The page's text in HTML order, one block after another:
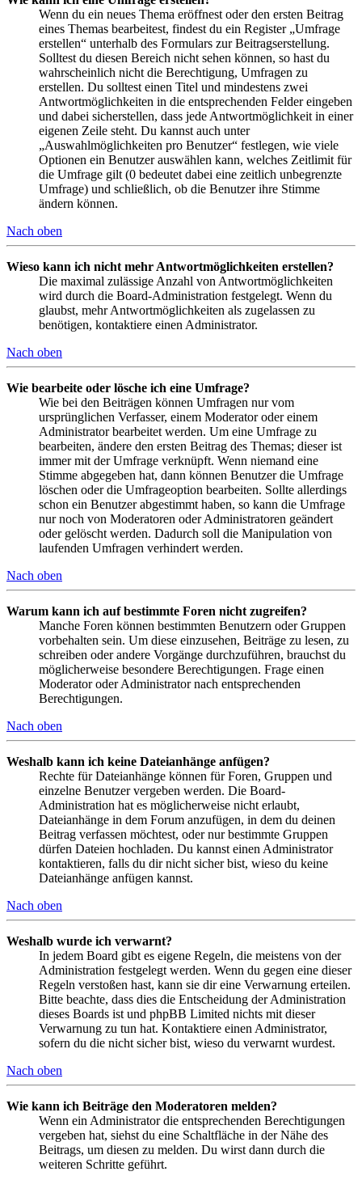
Wenn du ein neues Thema eröffnest oder den ersten Beitrag
eines Themas bearbeitest, findest du ein Register „Umfrage
erstellen“ unterhalb des Formulars zur Beitragserstellung.
Solltest du diesen Bereich nicht sehen können, so hast du
wahrscheinlich nicht die Berechtigung, Umfragen zu
erstellen. Du solltest einen Titel und mindestens zwei
Antwortmöglichkeiten in die entsprechenden Felder eingeben
und dabei sicherstellen, dass jede Antwortmöglichkeit in einer
eigenen Zeile steht. Du kannst auch unter
„Auswahlmöglichkeiten pro Benutzer“ festlegen, wie viele
Optionen ein Benutzer auswählen kann, welches Zeitlimit für
die Umfrage gilt (0 bedeutet dabei eine zeitlich unbegrenzte
Umfrage) und schließlich, ob die Benutzer ihre Stimme
ändern können.
Nach oben
Wieso kann ich nicht mehr Antwortmöglichkeiten erstellen?
Die maximal zulässige Anzahl von Antwortmöglichkeiten
wird durch die Board-Administration festgelegt. Wenn du
glaubst, mehr Antwortmöglichkeiten als zugelassen zu
benötigen, kontaktiere einen Administrator.
Nach oben
Wie bearbeite oder lösche ich eine Umfrage?
Wie bei den Beiträgen können Umfragen nur vom
ursprünglichen Verfasser, einem Moderator oder einem
Administrator bearbeitet werden. Um eine Umfrage zu
bearbeiten, ändere den ersten Beitrag des Themas; dieser ist
immer mit der Umfrage verknüpft. Wenn niemand eine
Stimme abgegeben hat, dann können Benutzer die Umfrage
löschen oder die Umfrageoption bearbeiten. Sollte allerdings
schon ein Benutzer abgestimmt haben, so kann die Umfrage
nur noch von Moderatoren oder Administratoren geändert
oder gelöscht werden. Dadurch soll die Manipulation von
laufenden Umfragen verhindert werden.
Nach oben
Warum kann ich auf bestimmte Foren nicht zugreifen?
Manche Foren können bestimmten Benutzern oder Gruppen
vorbehalten sein. Um diese einzusehen, Beiträge zu lesen, zu
schreiben oder andere Vorgänge durchzuführen, brauchst du
möglicherweise besondere Berechtigungen. Frage einen
Moderator oder Administrator nach entsprechenden
Berechtigungen.
Nach oben
Weshalb kann ich keine Dateianhänge anfügen?
Rechte für Dateianhänge können für Foren, Gruppen und
einzelne Benutzer vergeben werden. Die Board-
Administration hat es möglicherweise nicht erlaubt,
Dateianhänge in dem Forum anzufügen, in dem du deinen
Beitrag verfassen möchtest, oder nur bestimmte Gruppen
dürfen Dateien hochladen. Du kannst einen Administrator
kontaktieren, falls du dir nicht sicher bist, wieso du keine
Dateianhänge anfügen kannst.
Nach oben
Weshalb wurde ich verwarnt?
In jedem Board gibt es eigene Regeln, die meistens von der
Administration festgelegt werden. Wenn du gegen eine dieser
Regeln verstoßen hast, kann sie dir eine Verwarnung erteilen.
Bitte beachte, dass dies die Entscheidung der Administration
dieses Boards ist und phpBB Limited nichts mit dieser
Verwarnung zu tun hat. Kontaktiere einen Administrator,
sofern du die nicht sicher bist, wieso du verwarnt wurdest.
Nach oben
Wie kann ich Beiträge den Moderatoren melden?
Wenn ein Administrator die entsprechenden Berechtigungen
vergeben hat, siehst du eine Schaltfläche in der Nähe des
Beitrags, um diesen zu melden. Du wirst dann durch die
weiteren Schritte geführt.